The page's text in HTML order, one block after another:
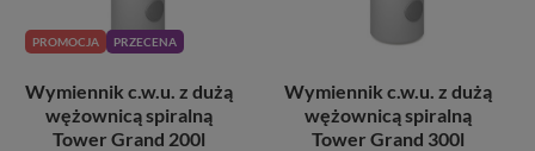
PROMOCJA PRZECENA
Wymiennik c.w.u. z dużą
wężownicą spiralną
Tower Grand 200l
Wymiennik c.w.u. z dużą
wężownicą spiralną
Tower Grand 300l